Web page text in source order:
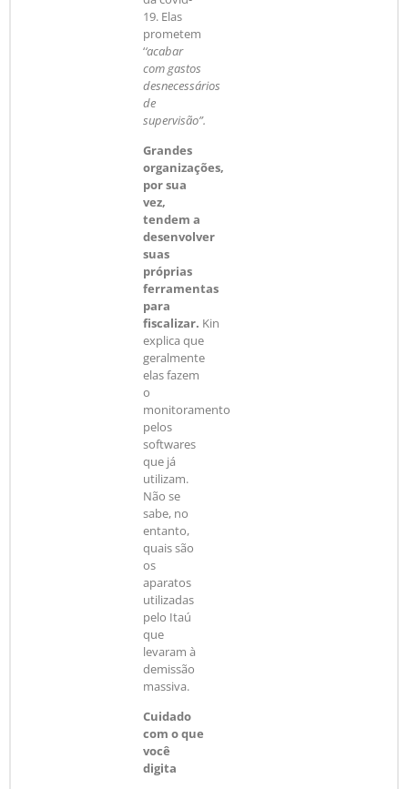
19. Elas
prometem
‘‘acabar
com gastos
desnecessários
de
supervisão”.
Grandes
organizações,
por sua
vez,
tendem a
desenvolver
suas
próprias
ferramentas
para
fiscalizar. Kin
explica que
geralmente
elas fazem
o
monitoramento
pelos
softwares
que já
utilizam.
Não se
sabe, no
entanto,
quais são
os
aparatos
utilizadas
pelo Itaú
que
levaram à
demissão
massiva.
Cuidado
com o que
você
digita